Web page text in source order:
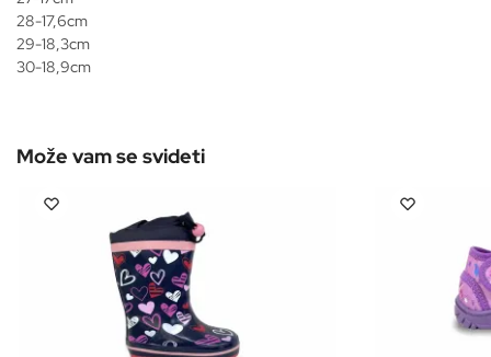
28-17,6cm
29-18,3cm
30-18,9cm